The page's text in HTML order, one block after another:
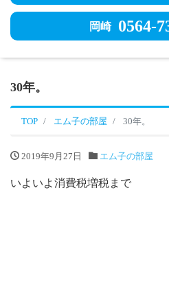
岡崎 0564-
30年。
TOP エム子の部屋 30年。
2019年9月27日 エム子の部屋
いよいよ消費税増税まで